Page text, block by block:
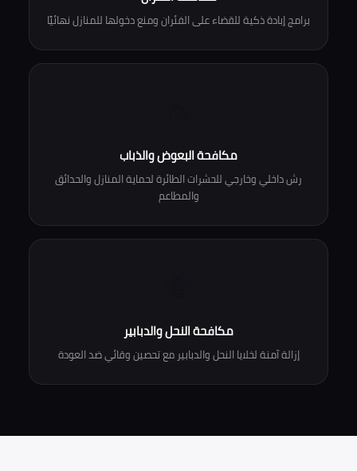
برامج إبادة ذكية للقضاء على الفئران ومنع دخولها للمنازل نهائيًا
مكافحة البعوض والذباب
رش داخلي وخارجي للحشرات الطائرة لحماية المنازل والحدائق
والمطاعم
مكافحة النحل والدبابير
إزالة آمنة لخلايا النحل والدبابير مع تحصين وقائي ضد العودة